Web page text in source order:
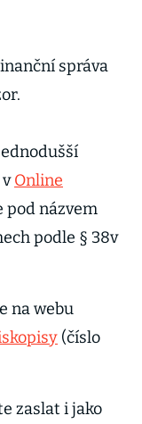
správa
Online
pod názvem
podle § 38v
na webu
(číslo
zaslat i jako